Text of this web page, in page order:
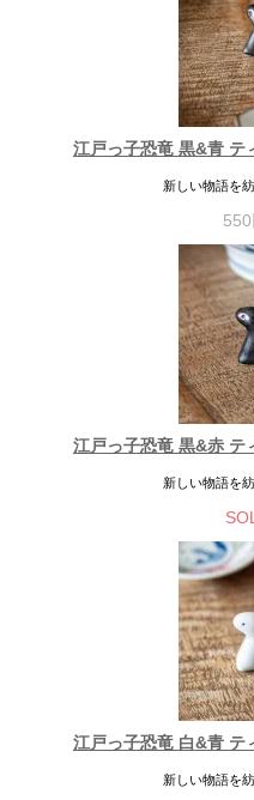
江戸っ子恐竜 黒&青 テ
新しい物語を
江戸っ子恐竜 黒&赤 テ
新しい物語を
江戸っ子恐竜 白&青 テ
新しい物語を